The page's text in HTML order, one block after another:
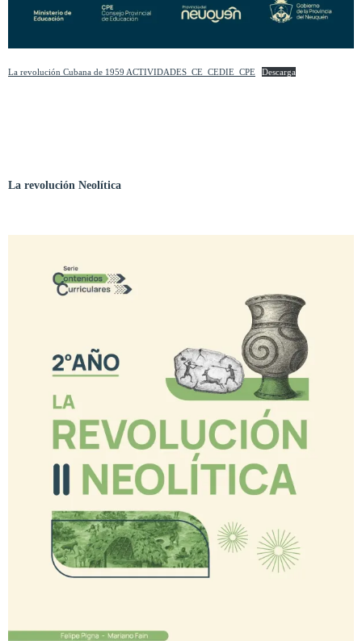
La revolución Cubana de 1959 ACTIVIDADES_CE_CEDIE_CPE Descarga
La revolución Neolítica